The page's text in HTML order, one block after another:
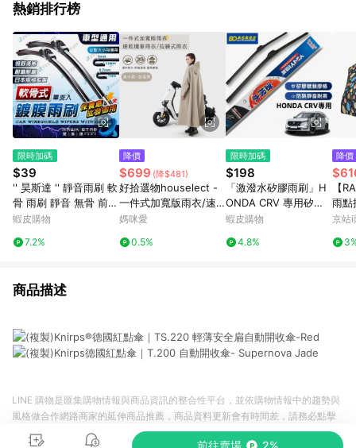
熱銷排行榜
限時加碼
$39
'' 昊斯達 '' 靜音雨刷 軟
骨 雨刷 靜音 無骨 前擋
全軟骨雨刷 安靜 玻璃
式雨刷
蝦皮購物
7.2%
降價
$699 (降$481)
好拾選物houselect -
一件式加寬版雨衣/速
乾機車雨衣/拉鍊式雨
媽咪愛
0.5%
限時加碼
$198
「激潑水矽膠雨刷」H
ONDA CRV 專用矽膠
雨刷 防跳靜音 CRV全
雨刷 本田 CRV 雨刷
蝦皮購物
4.8%
降價
【
雨點
紅傘
京站i
商品描述
前往賣場 2%
LINE 購物是匯集購物情報與商品資訊的整合性平台，並依購物情報中的趨勢與
風格做合作網路商家的延伸商品推薦，商品資料更新會有時間差，請務必點擊
商品至各合作網路商家，確認現售價與購物條件，一切資訊以合作廠商網頁為